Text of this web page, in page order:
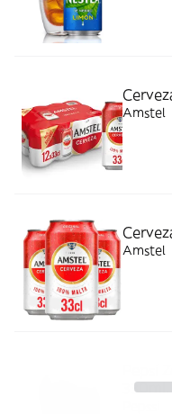
Amstel
Amstel
330ml.